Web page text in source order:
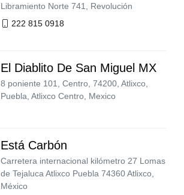
Libramiento Norte 741, Revolución
222 815 0918
El Diablito De San Miguel MX
8 poniente 101, Centro, 74200, Atlixco,
Puebla, Atlixco Centro, Mexico
Está Carbón
Carretera internacional kilómetro 27 Lomas
de Tejaluca Atlixco Puebla 74360 Atlixco,
México